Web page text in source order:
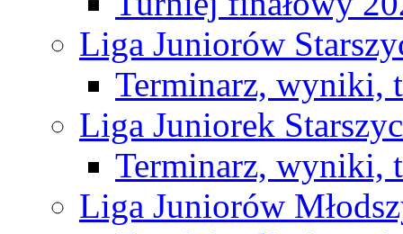
Liga Juniorów
Terminarz, wyniki,
Liga Juniorek
Terminarz, wyniki,
Liga Juniorów